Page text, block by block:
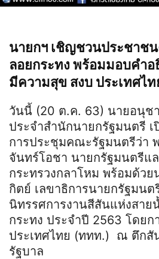
นายกฯ เชิญชวนประชาช
ลอยกระทง พร้อมมอบคำอ
มีความสุข สงบ ประเทศไ
วันนี้ (20 ต.ค. 63) นายอนุช
ประจำสำนักนายกรัฐมนตรี เ
การประชุมคณะรัฐมนตรีว่า
จันทร์โอชา นายกรัฐมนตรีแ
กระทรวงกลาโหม พร้อมด้ว
กิตย์ เลขาธิการนายกรัฐมนต
นิทรรศการงานสีสันแห่งสาย
กระทง ประจำปี 2563 โดยก
ประเทศไทย (ททท.) ณ ตึกสั
รัฐบาล